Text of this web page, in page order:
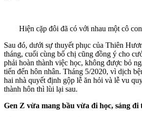
Hiện cặp đôi đã có với nhau một cô
Sau đó, dưới sự thuyết phục của Thiên
tháng, cuối cùng bố chị cũng đồng ý cho
phải hoàn thành việc học, không được bỏ
tiến đến hôn nhân. Tháng 5/2020, vì dịch
hai nhà quyết định gộp lễ ăn hỏi và lễ vu
thành hôn thì lùi lại sau.
Gen Z vừa mang bầu vừa đi học, sáng